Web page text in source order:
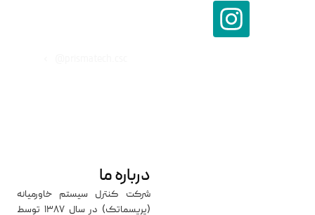
درباره ما
شرکت کنترل سیستم خاورمیانه
(پریسماتک) در سال 1387 توسط